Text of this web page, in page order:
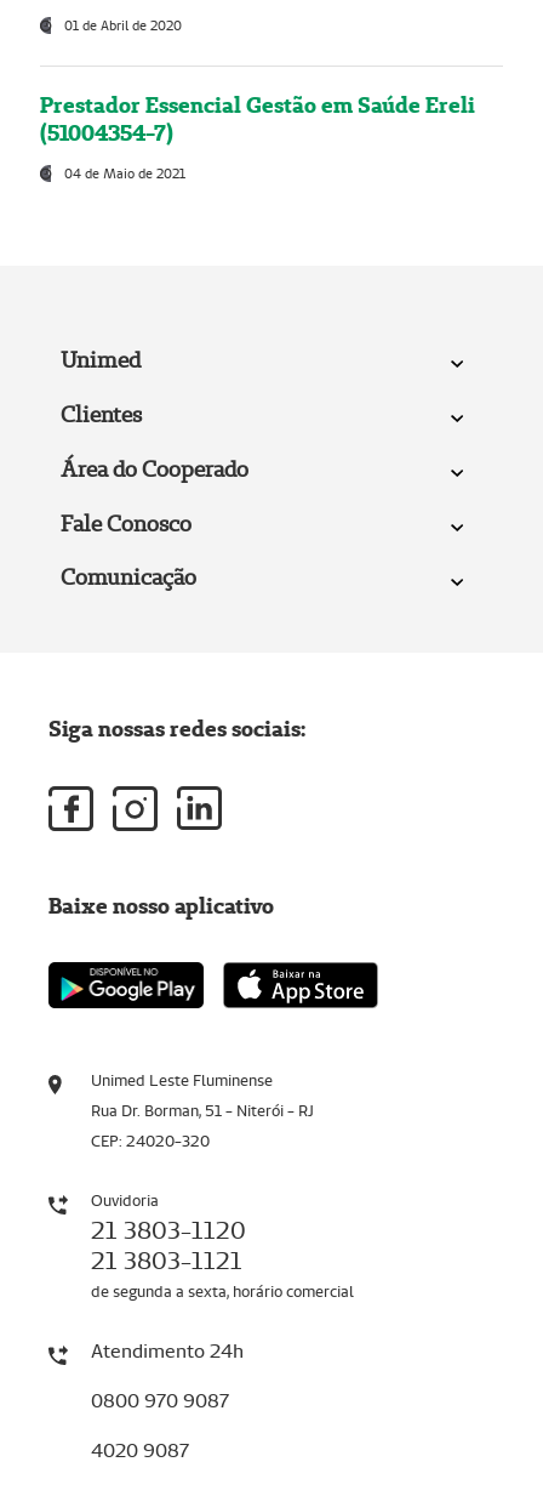
01 de Abril de 2020
Prestador Essencial Gestão em Saúde Ereli
(51004354-7)
04 de Maio de 2021
Unimed
Clientes
Área do Cooperado
Fale Conosco
Comunicação
Unimed Leste Fluminense
Rua Dr. Borman, 51 - Niterói - RJ
CEP: 24020-320
Ouvidoria
21 3803-1120
21 3803-1121
de segunda a sexta, horário comercial
Atendimento 24h
0800 970 9087
4020 9087
Siga nossas redes sociais:
Baixe nosso aplicativo